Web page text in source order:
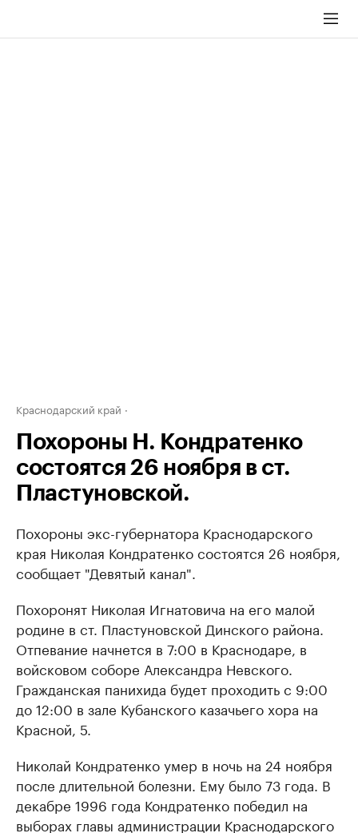
Краснодарский край
Похороны Н. Кондратенко
состоятся 26 ноября в ст.
Пластуновской.
Похороны экс-губернатора Краснодарского
края Николая Кондратенко состоятся 26 ноября,
сообщает "Девятый канал".
Похоронят Николая Игнатовича на его малой
родине в ст. Пластуновской Динского района.
Отпевание начнется в 7:00 в Краснодаре, в
войсковом соборе Александра Невского.
Гражданская панихида будет проходить с 9:00
до 12:00 в зале Кубанского казачьего хора на
Красной, 5.
Николай Кондратенко умер в ночь на 24 ноября
после длительной болезни. Ему было 73 года. В
декабре 1996 года Кондратенко победил на
выборах главы администрации Краснодарского